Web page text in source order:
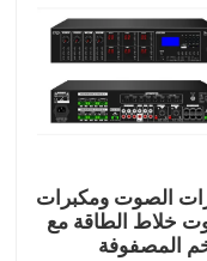
الصوت ومكبرات
خلاط الطاقة مع
المصفوفة